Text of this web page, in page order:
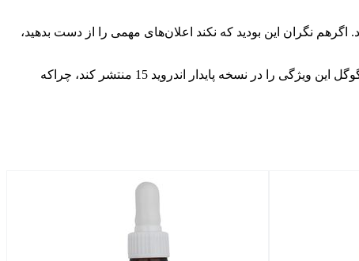
نگران این بودید که نکند اعلان‌های مهمی را از دست بدهید،
اگرچه گوگل عمداً این ویژگی را از کاربران پنهان کرده، اما انتظار می‌رود که در به‌روزرسانی‌های بتا بعدی آن را دوباره برگرداند. امیدواریم گوگل این ویژگی را در نسخه پایدار اندروید 15 منتشر کند، چراکه